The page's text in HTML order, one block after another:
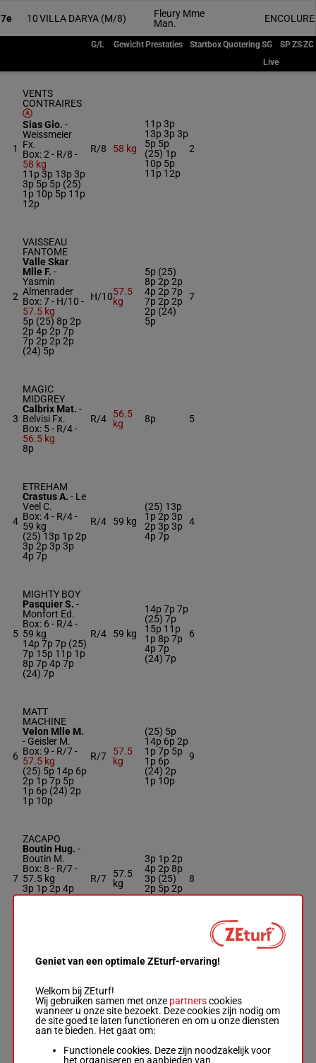
7e 10VILLA DARYA (M/8)
Fleury Mme
Man.
ENCOLURE
G/L Gewicht Prestaties StartboxQuoteringSG SPZSZC
Live
1
VENTS
CONTRAIRES
Sias Gio. -
Weissmeier
Fx.
Box: 2 - R/8 -
58 kg
11p 3p 13p 3p
3p 5p 5p (25)
1p 10p 5p 11p
12p
R/8 58 kg
11p 3p
13p 3p 3p
5p 5p
(25) 1p
10p 5p
11p 12p
2
2
VAISSEAU
FANTOME
Valle Skar
Mlle F. -
Yasmin
Almenrader
Box: 7 - H/10 -
57.5 kg
5p (25) 8p 2p
2p 4p 2p 7p
7p 2p 2p 2p
(24) 5p
H/1057.5
kg
5p (25)
8p 2p 2p
4p 2p 7p
7p 2p 2p
2p (24)
5p
7
3
MAGIC
MIDGREY
Calbrix Mat. -
Belvisi Fx.
Box: 5 - R/4 -
56.5 kg
8p
R/4
56.5
kg
8p 5
4
ETREHAM
Crastus A. - Le
Veel C.
Box: 4 - R/4 -
59 kg
(25) 13p 1p 2p
3p 2p 3p 3p
4p 7p
R/4 59 kg
(25) 13p
1p 2p 3p
2p 3p 3p
4p 7p
4
5
MIGHTY BOY
Pasquier S. -
Monfort Ed.
Box: 6 - R/4 -
59 kg
14p 7p 7p (25)
7p 15p 11p 1p
8p 7p 4p 7p
(24) 7p
R/4 59 kg
14p 7p 7p
(25) 7p
15p 11p
1p 8p 7p
4p 7p
(24) 7p
6
6
MATT
MACHINE
Velon Mlle M.
- Geisler M.
Box: 9 - R/7 -
57.5 kg
(25) 5p 14p 6p
2p 1p 7p 5p
1p 6p (24) 2p
1p 10p
R/7
57.5
kg
(25) 5p
14p 6p 2p
1p 7p 5p
1p 6p
(24) 2p
1p 10p
9
7
ZACAPO
Boutin Hug. -
Boutin M.
Box: 8 - R/7 -
57.5 kg
3p 1p 2p 4p
2p 8p 3p (25)
R/7
57.5
kg
3p 1p 2p
4p 2p 8p
3p (25)
2p 5p 2p
3p 3p
8
ALMAROMY
Pacaut Mme
Box: 11 -M/4 -
56 kg
7p 6p 7p (25)
5p 5p 6p 12p
9p 6p 4p 1p
M/4 56 kg
5p 6p 12p
9p 6p 4p
1p 1p
11
Geniet van een optimale ZEturf-ervaring!
Welkom bij ZEturf!
Wij gebruiken samen met onze partnerscookies
wanneer u onze site bezoekt. Deze cookies zijn nodig om
de site goed te laten functioneren en om u onze diensten
aan te bieden. Het gaat om:
Functionele cookies. Deze zijn noodzakelijk voor
het organiseren en aanbieden van